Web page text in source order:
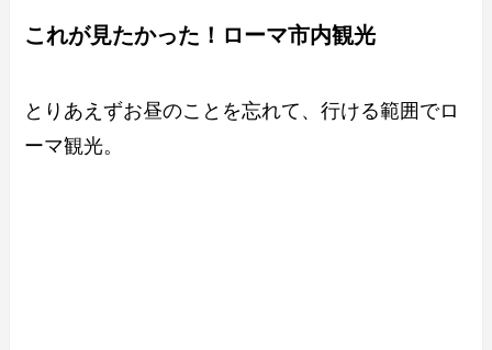
これが見たかった！ローマ市内観光
とりあえずお昼のことを忘れて、行ける範囲でロ
ーマ観光。